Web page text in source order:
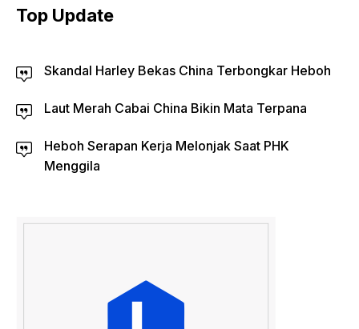
Top Update
Skandal Harley Bekas China Terbongkar Heboh
Laut Merah Cabai China Bikin Mata Terpana
Heboh Serapan Kerja Melonjak Saat PHK
Menggila